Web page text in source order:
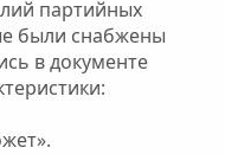
партийных
были снабжены
в документе